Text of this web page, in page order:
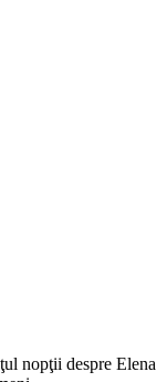
nopţii despre Elena